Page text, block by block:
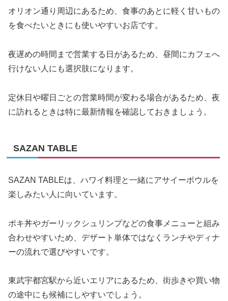
オリオン通り周辺にあるため、食事のあとに軽く甘いもの
を食べたいときにも使いやすいお店です。
夜遅めの時間まで営業する日があるため、昼間にカフェへ
行けない人にも選択肢になります。
定休日や曜日ごとの営業時間が変わる場合があるため、夜
に訪れるときは特に最新情報を確認しておきましょう。
SAZAN TABLE
SAZAN TABLEは、ハワイ料理と一緒にアサイーボウルを
楽しみたい人に向いています。
ポキ丼やガーリックシュリンプなどの食事メニューと組み
合わせやすいため、デザート単体ではなくランチやディナ
ーの流れで選びやすいです。
東武宇都宮駅から近いエリアにあるため、街歩きや買い物
の途中にも候補にしやすいでしょう。